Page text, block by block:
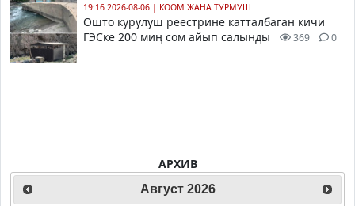
19:16 2026-08-06 | КООМ ЖАНА ТУРМУШ
Ошто курулуш реестрине катталбаган кичи
ГЭСке 200 миң сом айып салынды
369 0
АРХИВ
Август 2026